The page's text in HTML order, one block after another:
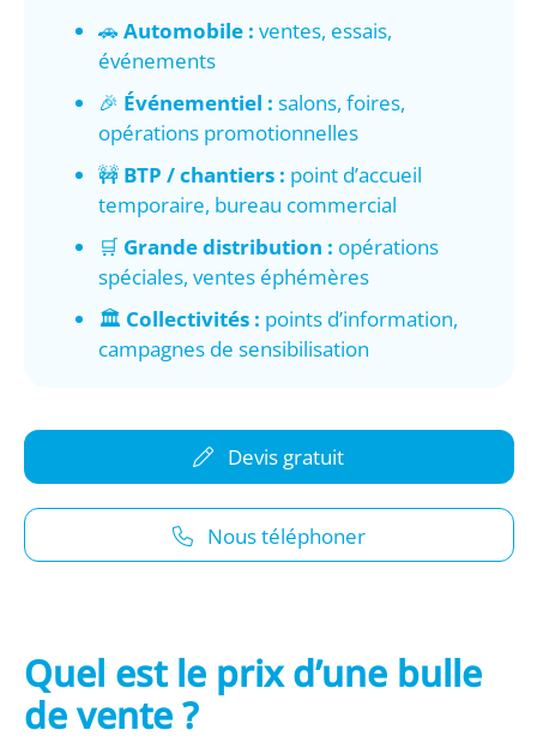
🚗 Automobile : ventes, essais,
événements
🎉 Événementiel : salons, foires,
opérations promotionnelles
🚧 BTP / chantiers : point d’accueil
temporaire, bureau commercial
🛒 Grande distribution : opérations
spéciales, ventes éphémères
🏛️ Collectivités : points d’information,
campagnes de sensibilisation
Devis gratuit
Nous téléphoner
Quel est le prix d’une bulle
de vente ?